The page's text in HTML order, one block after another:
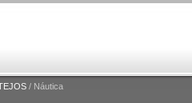
/ Náutica